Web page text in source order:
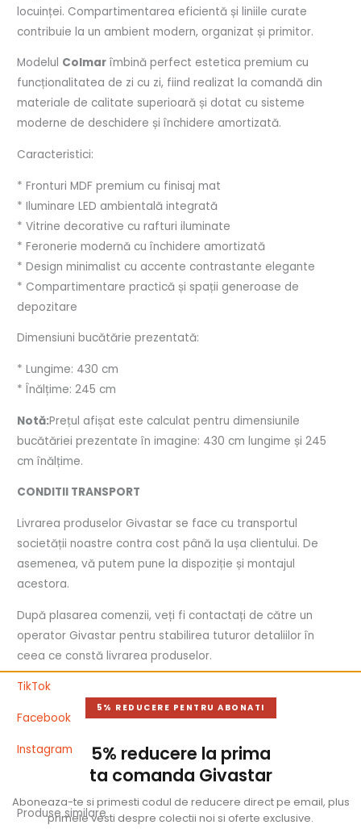
locuinței. Compartimentarea eficientă și liniile curate
contribuie la un ambient modern, organizat și primitor.
Modelul Colmar îmbină perfect estetica premium cu
funcționalitatea de zi cu zi, fiind realizat la comandă din
materiale de calitate superioară și dotat cu sisteme
moderne de deschidere și închidere amortizată.
Caracteristici:
* Fronturi MDF premium cu finisaj mat
* Iluminare LED ambientală integrată
* Vitrine decorative cu rafturi iluminate
* Feronerie modernă cu închidere amortizată
* Design minimalist cu accente contrastante elegante
* Compartimentare practică și spații generoase de
depozitare
Dimensiuni bucătărie prezentată:
* Lungime: 430 cm
* Înălțime: 245 cm
Notă:Prețul afișat este calculat pentru dimensiunile
bucătăriei prezentate în imagine: 430 cm lungime și 245
cm înălțime.
CONDITII TRANSPORT
Livrarea produselor Givastar se face cu transportul
societății noastre contra cost până la ușa clientului. De
asemenea, vă putem pune la dispoziție și montajul
acestora.
După plasarea comenzii, veți fi contactați de către un
operator Givastar pentru stabilirea tuturor detaliilor în
ceea ce constă livrarea produselor.
TikTok
Facebook
Instagram
Produse similare
5% REDUCERE PENTRU ABONATI
5% reducere la prima
ta comanda Givastar
Aboneaza-te si primesti codul de reducere direct pe email, plus
primele vesti despre colectii noi si oferte exclusive.